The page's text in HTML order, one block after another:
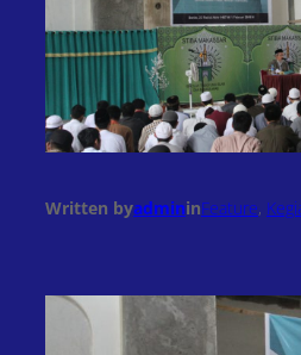
Written byadmininFeature,